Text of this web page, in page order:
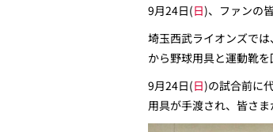
9月24日(日)、ファンの
埼玉西武ライオンズでは
から野球用具と運動靴を
9月24日(日)の試合前に
用具が手渡され、皆さ